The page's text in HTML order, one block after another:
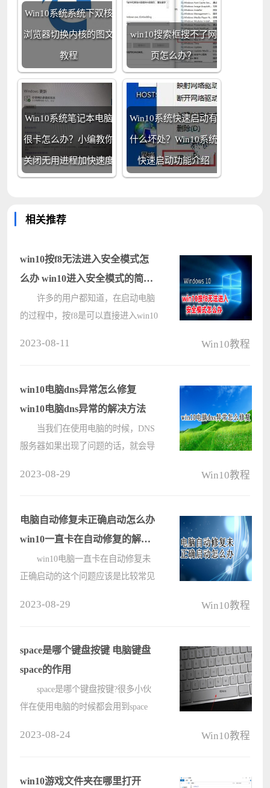
Win10系统系统下双核
浏览器切换内核的图文
教程
win10搜索框搜不了网
页怎么办？
Win10系统笔记本电脑
很卡怎么办？小编教你
关闭无用进程加快速度
Win10系统快速启动有
什么坏处？Win10系统
快速启动功能介绍
相关推荐
win10按f8无法进入安全模式怎
么办 win10进入安全模式的简单
方式分享
许多的用户都知道，在启动电脑
的过程中，按f8是可以直接进入win10
办？今天，小编就为大家整理了一
下，????
2023-08-11 Win10教程
win10电脑dns异常怎么修复
win10电脑dns异常的解决方法
当我们在使用电脑的时候，DNS
服务器如果出现了问题的话，就会导
个问题，以免影响我们的工作，所以
本文????
2023-08-29 Win10教程
电脑自动修复未正确启动怎么办
win10一直卡在自动修复的解决
方法
win10电脑一直卡在自动修复未
正确启动的这个问题应该是比较常见
了“自动修复，你的电脑未正确启
动”，尝试????
2023-08-29 Win10教程
space是哪个键盘按键 电脑键盘
space的作用
space是哪个键盘按键?很多小伙
伴在使用电脑的时候都会用到space
脑键盘space的具体位置以及作用，感
2023-08-24 Win10教程
win10游戏文件夹在哪里打开